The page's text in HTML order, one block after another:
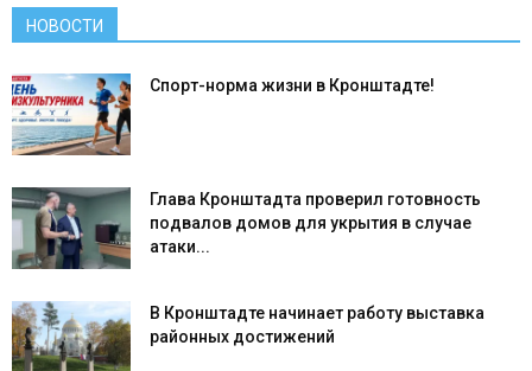
НОВОСТИ
Спорт-норма жизни в Кронштадте!
Глава Кронштадта проверил готовность
подвалов домов для укрытия в случае
атаки...
В Кронштадте начинает работу выставка
районных достижений